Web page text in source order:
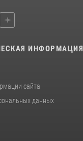
2026, 11:47
ИНФОРМАЦИЯ
сайта
данных